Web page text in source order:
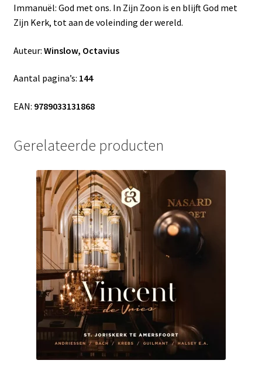
Immanuël: God met ons. In Zijn Zoon is en blijft God met
Zijn Kerk, tot aan de voleinding der wereld.
Auteur: Winslow, Octavius
Aantal pagina’s: 144
EAN: 9789033131868
Gerelateerde producten